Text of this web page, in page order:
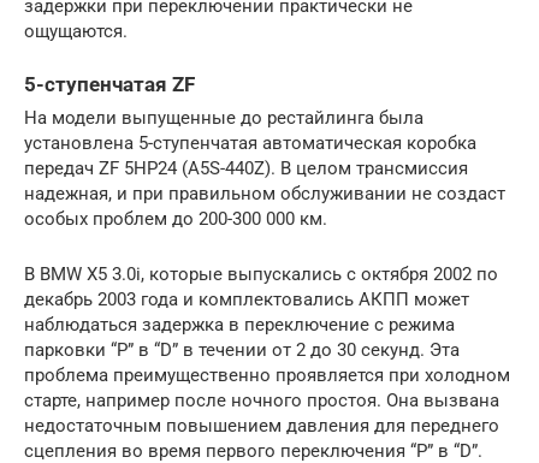
задержки при переключении практически не
ощущаются.
5-ступенчатая ZF
На модели выпущенные до рестайлинга была
установлена ​​5-ступенчатая автоматическая коробка
передач ZF 5HP24 (A5S-440Z). В целом трансмиссия
надежная, и при правильном обслуживании не создаст
особых проблем до 200-300 000 км.
В BMW X5 3.0i, которые выпускались с октября 2002 по
декабрь 2003 года и комплектовались АКПП может
наблюдаться задержка в переключение с режима
парковки “P” в “D” в течении от 2 до 30 секунд. Эта
проблема преимущественно проявляется при холодном
старте, например после ночного простоя. Она вызвана
недостаточным повышением давления для переднего
сцепления во время первого переключения “P” в “D”.